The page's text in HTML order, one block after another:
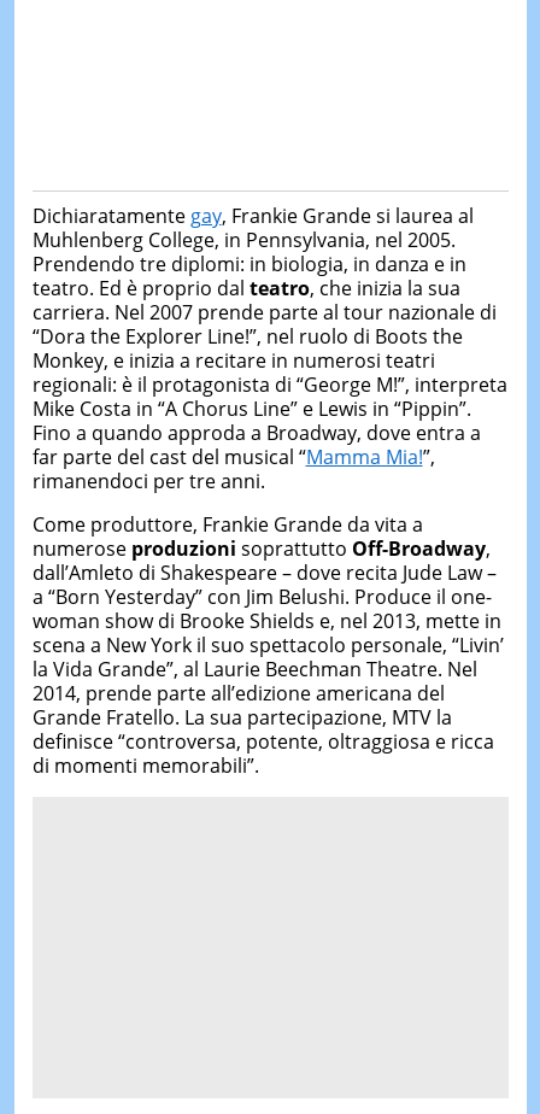
Dichiaratamente gay, Frankie Grande si laurea al
Muhlenberg College, in Pennsylvania, nel 2005.
Prendendo tre diplomi: in biologia, in danza e in
teatro. Ed è proprio dal teatro, che inizia la sua
carriera. Nel 2007 prende parte al tour nazionale di
“Dora the Explorer Line!”, nel ruolo di Boots the
Monkey, e inizia a recitare in numerosi teatri
regionali: è il protagonista di “George M!”, interpreta
Mike Costa in “A Chorus Line” e Lewis in “Pippin”.
Fino a quando approda a Broadway, dove entra a
far parte del cast del musical “Mamma Mia!”,
rimanendoci per tre anni.
Come produttore, Frankie Grande da vita a
numerose produzioni soprattutto Off-Broadway,
dall’Amleto di Shakespeare – dove recita Jude Law –
a “Born Yesterday” con Jim Belushi. Produce il one-
woman show di Brooke Shields e, nel 2013, mette in
scena a New York il suo spettacolo personale, “Livin’
la Vida Grande”, al Laurie Beechman Theatre. Nel
2014, prende parte all’edizione americana del
Grande Fratello. La sua partecipazione, MTV la
definisce “controversa, potente, oltraggiosa e ricca
di momenti memorabili”.